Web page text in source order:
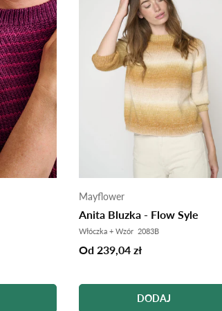
Mayflower
Anita Bluzka - Flow Syle
Włóczka + Wzór 2083B
Od 239,04 zł
DODAJ